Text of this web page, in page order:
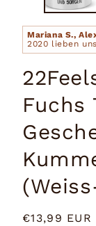
Mariana S.,
2020 lieben
Fuchs
Normaler
€13,99 EUR